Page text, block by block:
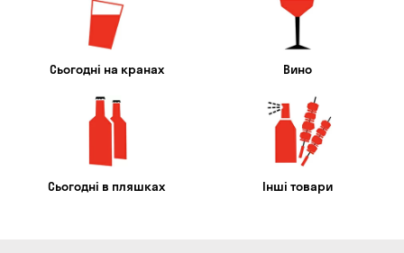
Сьогодні на кранах Вино
Сьогодні в пляшках Інші товари